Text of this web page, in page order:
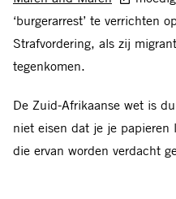
‘burgerarrest’ te verrichten
Strafvordering, als zij
tegenkomen.
De Zuid-Afrikaanse wet is
niet eisen dat je je papieren
die ervan worden verdacht